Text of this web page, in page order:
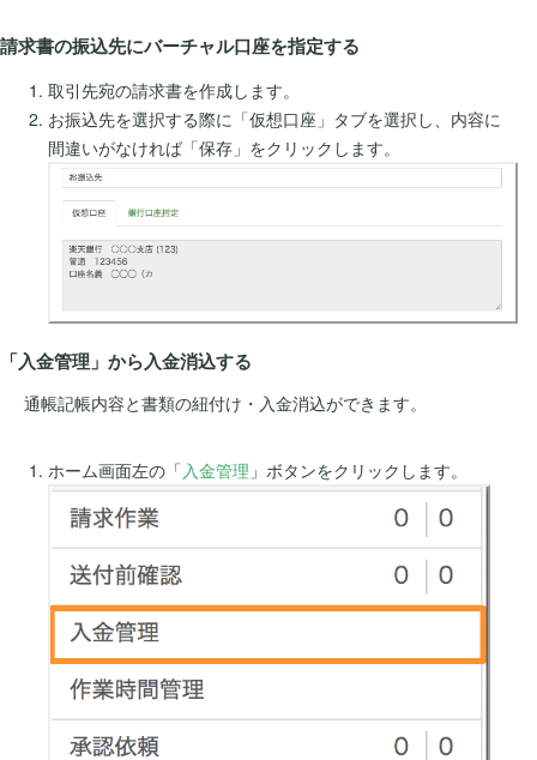
請求書の振込先にバーチャル口座を指定する
取引先宛の請求書を作成します。
お振込先を選択する際に「仮想口座」タブを選択し、内容に
間違いがなければ「保存」をクリックします。
「入金管理」から入金消込する
通帳記帳内容と書類の紐付け・入金消込ができます。
ホーム画面左の「入金管理 」ボタンをクリックします。